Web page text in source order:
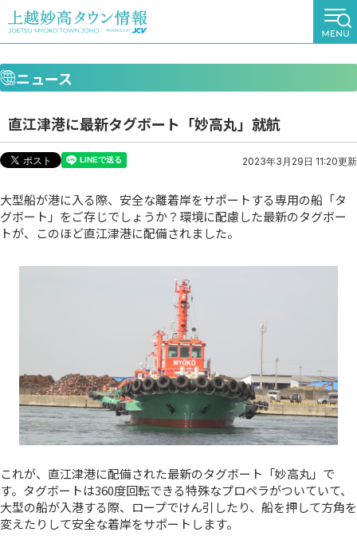
ニュース
直江津港に最新タグボート「妙高丸」就航
2023年3月29日 11:20更新
大型船が港に入る際、安全な離着岸をサポートする専用の船「タ
グボート」をご存じでしょうか？環境に配慮した最新のタグボー
トが、このほど直江津港に配備されました。
これが、直江津港に配備された最新のタグボート「妙高丸」で
す。タグボートは360度回転できる特殊なプロペラがついていて、
大型の船が入港する際、ロープでけん引したり、船を押して方角を
変えたりして安全な着岸をサポートします。